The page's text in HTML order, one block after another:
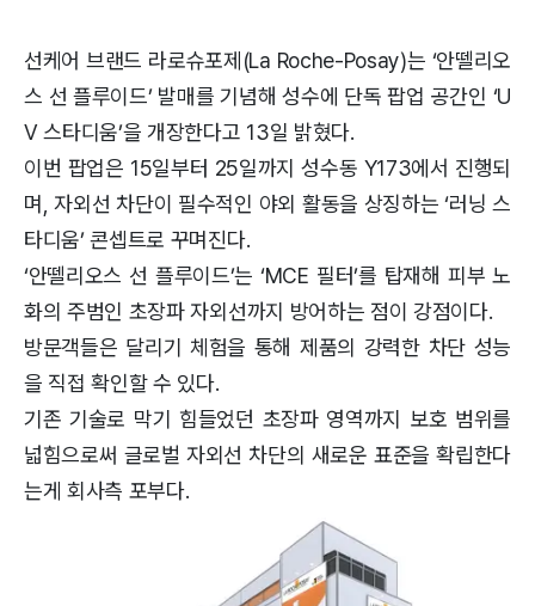
선케어 브랜드 라로슈포제(La Roche-Posay)는 ‘안뗄리오
스 선 플루이드’ 발매를 기념해 성수에 단독 팝업 공간인 ‘U
V 스타디움’을 개장한다고 13일 밝혔다.
이번 팝업은 15일부터 25일까지 성수동 Y173에서 진행되
며, 자외선 차단이 필수적인 야외 활동을 상징하는 ‘러닝 스
타디움’ 콘셉트로 꾸며진다.
‘안뗄리오스 선 플루이드’는 ‘MCE 필터’를 탑재해 피부 노
화의 주범인 초장파 자외선까지 방어하는 점이 강점이다.
방문객들은 달리기 체험을 통해 제품의 강력한 차단 성능
을 직접 확인할 수 있다.
기존 기술로 막기 힘들었던 초장파 영역까지 보호 범위를
넓힘으로써 글로벌 자외선 차단의 새로운 표준을 확립한다
는게 회사측 포부다.